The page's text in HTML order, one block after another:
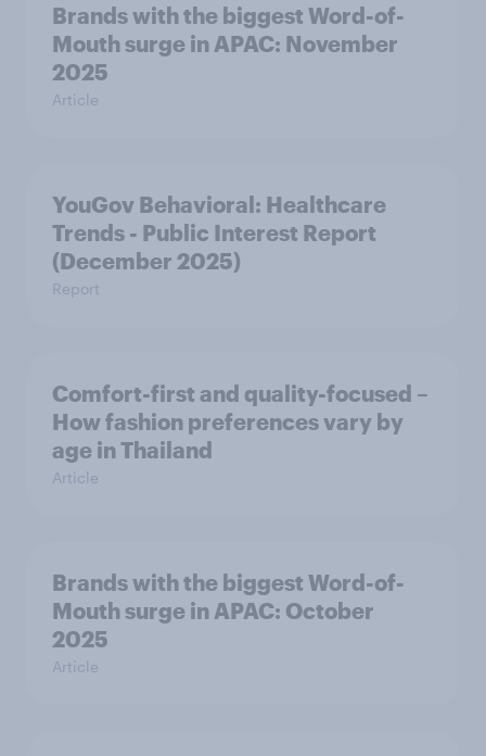
Brands with the biggest Word-of-
Mouth surge in APAC: November
2025
Article
YouGov Behavioral: Healthcare
Trends - Public Interest Report
(December 2025)
Report
Comfort-first and quality-focused –
How fashion preferences vary by
age in Thailand
Article
Brands with the biggest Word-of-
Mouth surge in APAC: October
2025
Article